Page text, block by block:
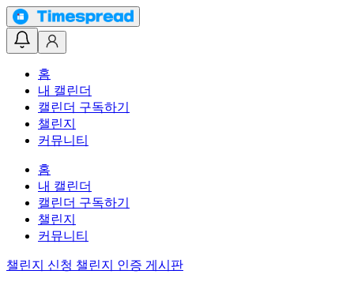
홈
내 캘린더
캘린더 구독하기
챌린지
커뮤니티
홈
내 캘린더
캘린더 구독하기
챌린지
커뮤니티
챌린지 신청 챌린지 인증 게시판